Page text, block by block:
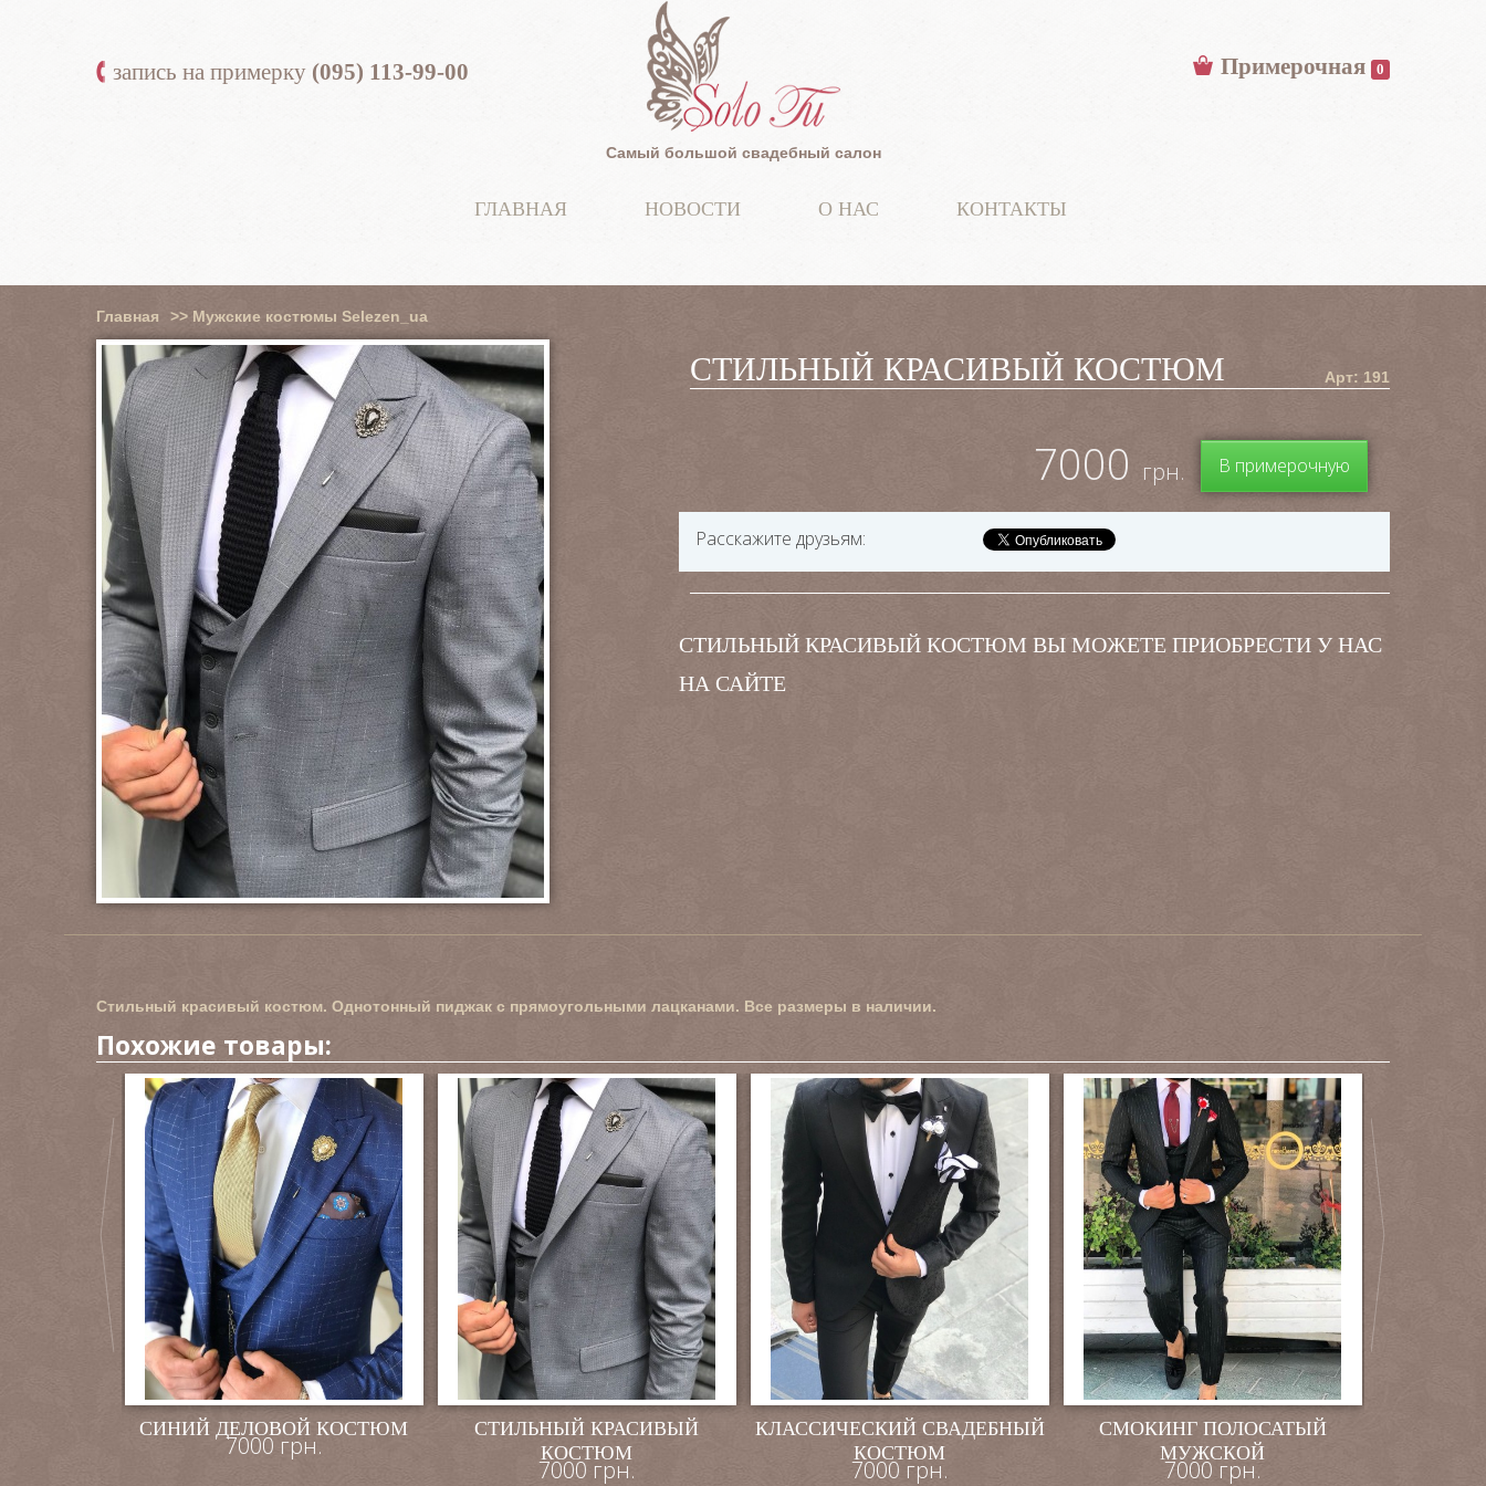
запись на примерку (095) 113-99-00 Примерочная 0
ГЛАВНАЯ НОВОСТИ О НАС КОНТАКТЫ
Самый большой свадебный салон
Главная >> Мужские костюмы Selezen_ua
СТИЛЬНЫЙ КРАСИВЫЙ КОСТЮМ Арт: 191
7000 грн. В примерочную
Расскажите друзьям:
СТИЛЬНЫЙ КРАСИВЫЙ КОСТЮМ ВЫ МОЖЕТЕ ПРИОБРЕСТИ У НАС
НА САЙТЕ
Стильный красивый костюм. Однотонный пиджак с прямоугольными лацканами. Все размеры в наличии.
Похожие товары:
СИНИЙ ДЕЛОВОЙ КОСТЮМ
7000 грн.
СТИЛЬНЫЙ КРАСИВЫЙ
КОСТЮМ
7000 грн.
КЛАССИЧЕСКИЙ СВАДЕБНЫЙ
КОСТЮМ
7000 грн.
СМОКИНГ ПОЛОСАТЫЙ
МУЖСКОЙ
7000 грн.